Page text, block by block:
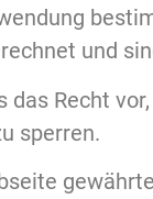
und
das Recht
sperren.